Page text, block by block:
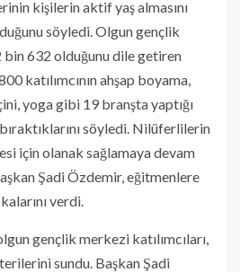
kişilerin aktif yaş almasını
söyledi. Olgun gençlik
bin 632 olduğunu dile getiren
katılımcının ahşap boyama,
yoga gibi 19 branşta yaptığı
söyledi. Nilüferlilerin
için olanak sağlamaya devam
Şadi Özdemir, eğitmenlere
verdi.
gençlik merkezi katılımcıları,
sundu. Başkan Şadi